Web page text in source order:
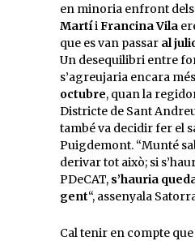
en minoria enfront dels
MartíiFrancina Vila
que es van passar al
Un desequilibri entre
s’agreujaria encara
octubre, quan la
Districte de Sant
també va decidir fer el
Puigdemont. “Munté
derivar tot això; si
PDeCAT, s’hauria
gent“, assenyala
Cal tenir en compte